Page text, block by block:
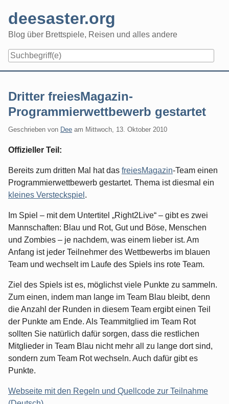
content
deesaster.org
Blog über Brettspiele, Reisen und alles andere
Dritter freiesMagazin-
Programmierwettbewerb gestartet
Geschrieben von Dee am Mittwoch, 13. Oktober 2010
Offizieller Teil:
Bereits zum dritten Mal hat das freiesMagazin-Team einen
Programmierwettbewerb gestartet. Thema ist diesmal ein
kleines Versteckspiel .
Im Spiel – mit dem Untertitel „Right2Live“ – gibt es zwei
Mannschaften: Blau und Rot, Gut und Böse, Menschen
und Zombies – je nachdem, was einem lieber ist. Am
Anfang ist jeder Teilnehmer des Wettbewerbs im blauen
Team und wechselt im Laufe des Spiels ins rote Team.
Ziel des Spiels ist es, möglichst viele Punkte zu sammeln.
Zum einen, indem man lange im Team Blau bleibt, denn
die Anzahl der Runden in diesem Team ergibt einen Teil
der Punkte am Ende. Als Teammitglied im Team Rot
sollten Sie natürlich dafür sorgen, dass die restlichen
Mitglieder in Team Blau nicht mehr all zu lange dort sind,
sondern zum Team Rot wechseln. Auch dafür gibt es
Punkte.
Webseite mit den Regeln und Quellcode zur Teilnahme